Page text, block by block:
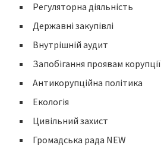
Регуляторна діяльність
Державні закупівлі
Внутрішній аудит
Запобігання проявам корупції
Антикорупційна політика
Екологія
Цивільний захист
Громадська рада NEW